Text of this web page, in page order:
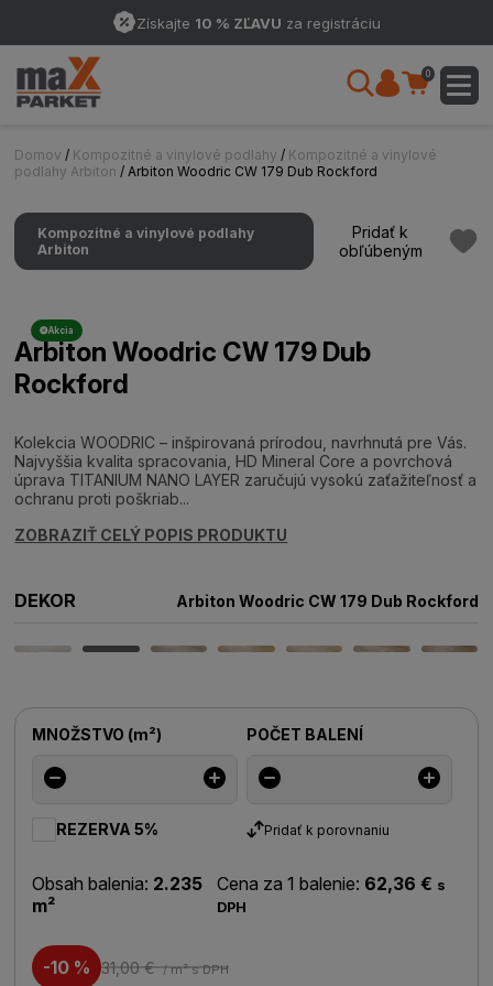
Získajte 10 % ZĽAVU za registráciu
0
Domov / Kompozitné a vinylové podlahy / Kompozitné a vinylové
podlahy Arbiton/ Arbiton Woodric CW 179 Dub Rockford
Kompozitné a vinylové podlahy
Arbiton
Pridať k
obľúbeným
Akcia
Arbiton Woodric CW 179 Dub
Rockford
Kolekcia WOODRIC – inšpirovaná prírodou, navrhnutá pre Vás.
Najvyššia kvalita spracovania, HD Mineral Core a povrchová
úprava TITANIUM NANO LAYER zaručujú vysokú zaťažiteľnosť a
ochranu proti poškriab...
ZOBRAZIŤ CELÝ POPIS PRODUKTU
DEKOR Arbiton Woodric CW 179 Dub Rockford
MNOŽSTVO (m²) POČET BALENÍ
REZERVA 5% Pridať k porovnaniu
Obsah balenia: 2.235
m²
Cena za 1 balenie: 62,36 € s
DPH
-10 % 31,00 €/ m²s DPH